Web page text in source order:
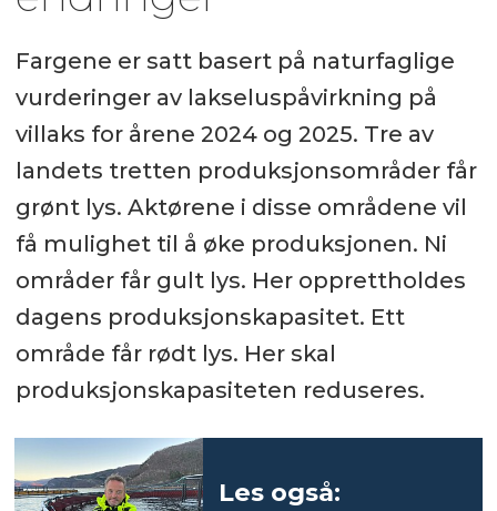
Fargene er satt basert på naturfaglige
vurderinger av lakseluspåvirkning på
villaks for årene 2024 og 2025. Tre av
landets tretten produksjonsområder får
grønt lys. Aktørene i disse områdene vil
få mulighet til å øke produksjonen. Ni
områder får gult lys. Her opprettholdes
dagens produksjonskapasitet. Ett
område får rødt lys. Her skal
produksjonskapasiteten reduseres.
Les også: